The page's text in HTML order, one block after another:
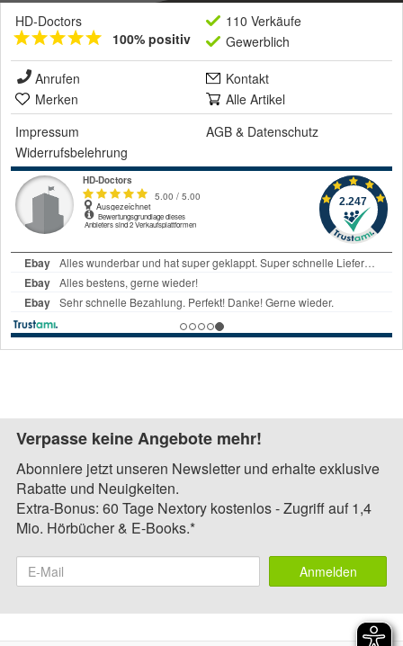
HD-Doctors
100% positiv
110 Verkäufe
Gewerblich
Anrufen
Kontakt
Merken
Alle Artikel
Impressum
AGB & Datenschutz
Widerrufsbelehrung
Verpasse keine Angebote mehr!
Abonniere jetzt unseren Newsletter und erhalte exklusive
Rabatte und Neuigkeiten.
Extra-Bonus: 60 Tage Nextory kostenlos - Zugriff auf 1,4
Mio. Hörbücher & E-Books.*
Anmelden